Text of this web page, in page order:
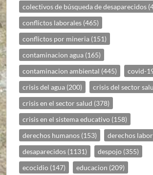
colectivos de búsqueda de desaparecidos
conflictos laborales (465)
conflictos por mineria (151)
contaminacion agua (165)
contaminacion ambiental (445) covid-
crisis del agua (200) crisis del sector
crisis en el sector salud (378)
crisis en el sistema educativo (158)
derechos humanos (153) derechos
desaparecidos (1131) despojo (355)
ecocidio (147) educacion (209)